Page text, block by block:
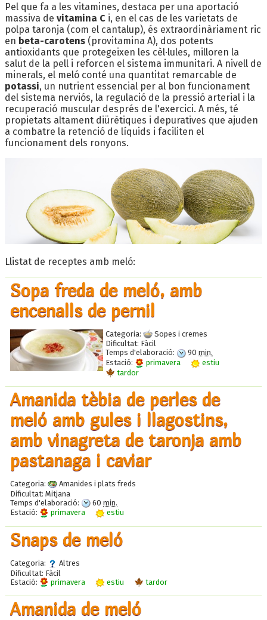
Pel que fa a les vitamines, destaca per una aportació
massiva de vitamina C i, en el cas de les varietats de
polpa taronja (com el cantalup), és extraordinàriament ric
en beta-carotens (provitamina A), dos potents
antioxidants que protegeixen les cèl·lules, milloren la
salut de la pell i reforcen el sistema immunitari. A nivell de
minerals, el meló conté una quantitat remarcable de
potassi, un nutrient essencial per al bon funcionament
del sistema nerviós, la regulació de la pressió arterial i la
recuperació muscular després de l'exercici. A més, té
propietats altament diürètiques i depuratives que ajuden
a combatre la retenció de líquids i faciliten el
funcionament dels ronyons.
Llistat de receptes amb meló:
Sopa freda de meló, amb
encenalls de pernil
Categoria:
Sopes i cremes
Dificultat: Fàcil
Temps d'elaboració:
90 min.
Estació:
primavera
estiu
tardor
Amanida tèbia de perles de
meló amb gules i llagostins,
amb vinagreta de taronja amb
pastanaga i caviar
Categoria:
Amanides i plats freds
Dificultat: Mitjana
Temps d'elaboració:
60 min.
Estació:
primavera estiu
Snaps de meló
Categoria:
Altres
Dificultat: Fàcil
Estació:
primavera estiu tardor
Amanida de meló